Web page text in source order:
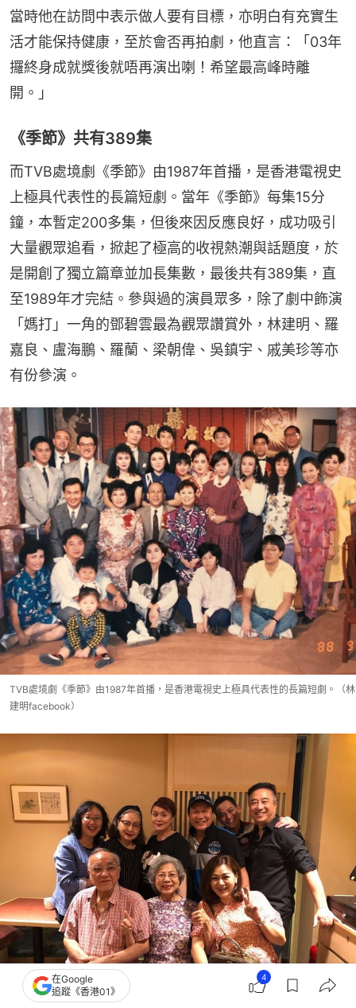
當時他在訪問中表示做人要有目標，亦明白有充實生
活才能保持健康，至於會否再拍劇，他直言：「03年
攞終身成就獎後就唔再演出喇！希望最高峰時離
開。」
《季節》共有389集
而TVB處境劇《季節》由1987年首播，是香港電視史
上極具代表性的長篇短劇。當年《季節》每集15分
鐘，本暫定200多集，但後來因反應良好，成功吸引
大量觀眾追看，掀起了極高的收視熱潮與話題度，於
是開創了獨立篇章並加長集數，最後共有389集，直
至1989年才完結。參與過的演員眾多，除了劇中飾演
「媽打」一角的鄧碧雲最為觀眾讚賞外，林建明、羅
嘉良、盧海鵬、羅蘭、梁朝偉、吳鎮宇、戚美珍等亦
有份參演。
TVB處境劇《季節》由1987年首播，是香港電視史上極具代表性的長篇短劇。（林
建明facebook）
在Google
追蹤《香港01》
4